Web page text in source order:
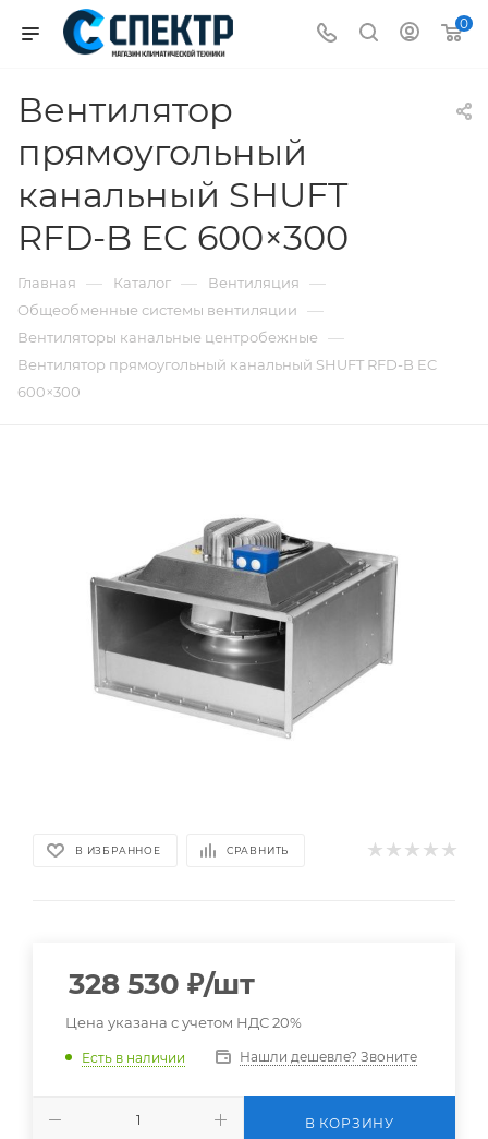
0
Вентилятор
прямоугольный
канальный SHUFT
RFD-B EC 600×300
Главная — Каталог — Вентиляция —
Общеобменные системы вентиляции —
Вентиляторы канальные центробежные —
Вентилятор прямоугольный канальный SHUFT RFD-B EC
600×300
В ИЗБРАННОЕ СРАВНИТЬ
328 530 ₽/шт
Цена указана с учетом НДС 20%
Есть в наличии Нашли дешевле? Звоните
В КОРЗИНУ